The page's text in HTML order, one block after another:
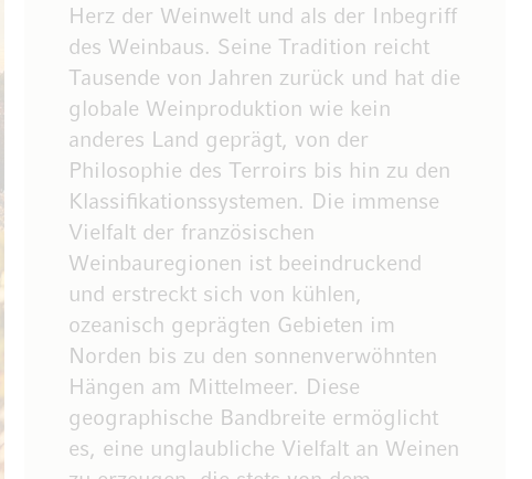
Herz der Weinwelt und als der Inbegriff
des Weinbaus. Seine Tradition reicht
Tausende von Jahren zurück und hat die
globale Weinproduktion wie kein
anderes Land geprägt, von der
Philosophie des Terroirs bis hin zu den
Klassifikationssystemen. Die immense
Vielfalt der französischen
Weinbauregionen ist beeindruckend
und erstreckt sich von kühlen,
ozeanisch geprägten Gebieten im
Norden bis zu den sonnenverwöhnten
Hängen am Mittelmeer. Diese
geographische Bandbreite ermöglicht
es, eine unglaubliche Vielfalt an Weinen